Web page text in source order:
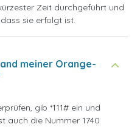
Zeit durchgeführt und
sie erfolgt ist.
meiner Orange-
gib *111# ein und
auch die Nummer 1740